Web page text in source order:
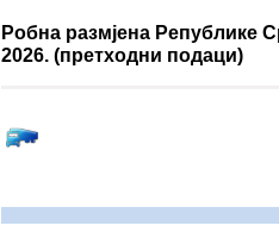
Робна размјена Републике
2026. (претходни подаци)